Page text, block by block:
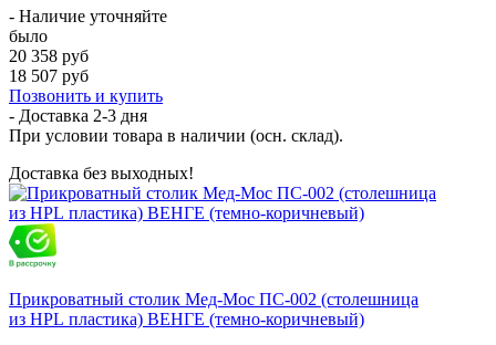
- Наличие уточняйте
было
20 358 руб
18 507 руб
Позвонить и купить
- Доставка 2-3 дня
При условии товара в наличии (осн. склад).
Доставка без выходных!
Прикроватный столик Мед-Мос ПС-002 (столешница
из HPL пластика) ВЕНГЕ (темно-коричневый)